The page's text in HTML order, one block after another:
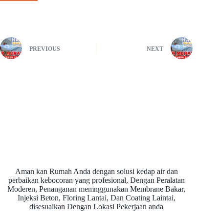
PREVIOUS NEXT
Aman kan Rumah Anda dengan solusi kedap air dan
perbaikan kebocoran yang profesional, Dengan Peralatan
Moderen, Penanganan memnggunakan Membrane Bakar,
Injeksi Beton, Floring Lantai, Dan Coating Laintai,
disesuaikan Dengan Lokasi Pekerjaan anda